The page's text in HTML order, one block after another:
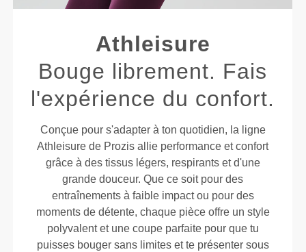
Athleisure
Bouge librement. Fais
l'expérience du confort.
Conçue pour s'adapter à ton quotidien, la ligne
Athleisure de Prozis allie performance et confort
grâce à des tissus légers, respirants et d'une
grande douceur. Que ce soit pour des
entraînements à faible impact ou pour des
moments de détente, chaque pièce offre un style
polyvalent et une coupe parfaite pour que tu
puisses bouger sans limites et te présenter sous